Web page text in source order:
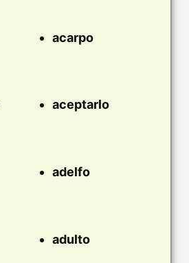
acarpo
aceptarlo
adelfo
adulto